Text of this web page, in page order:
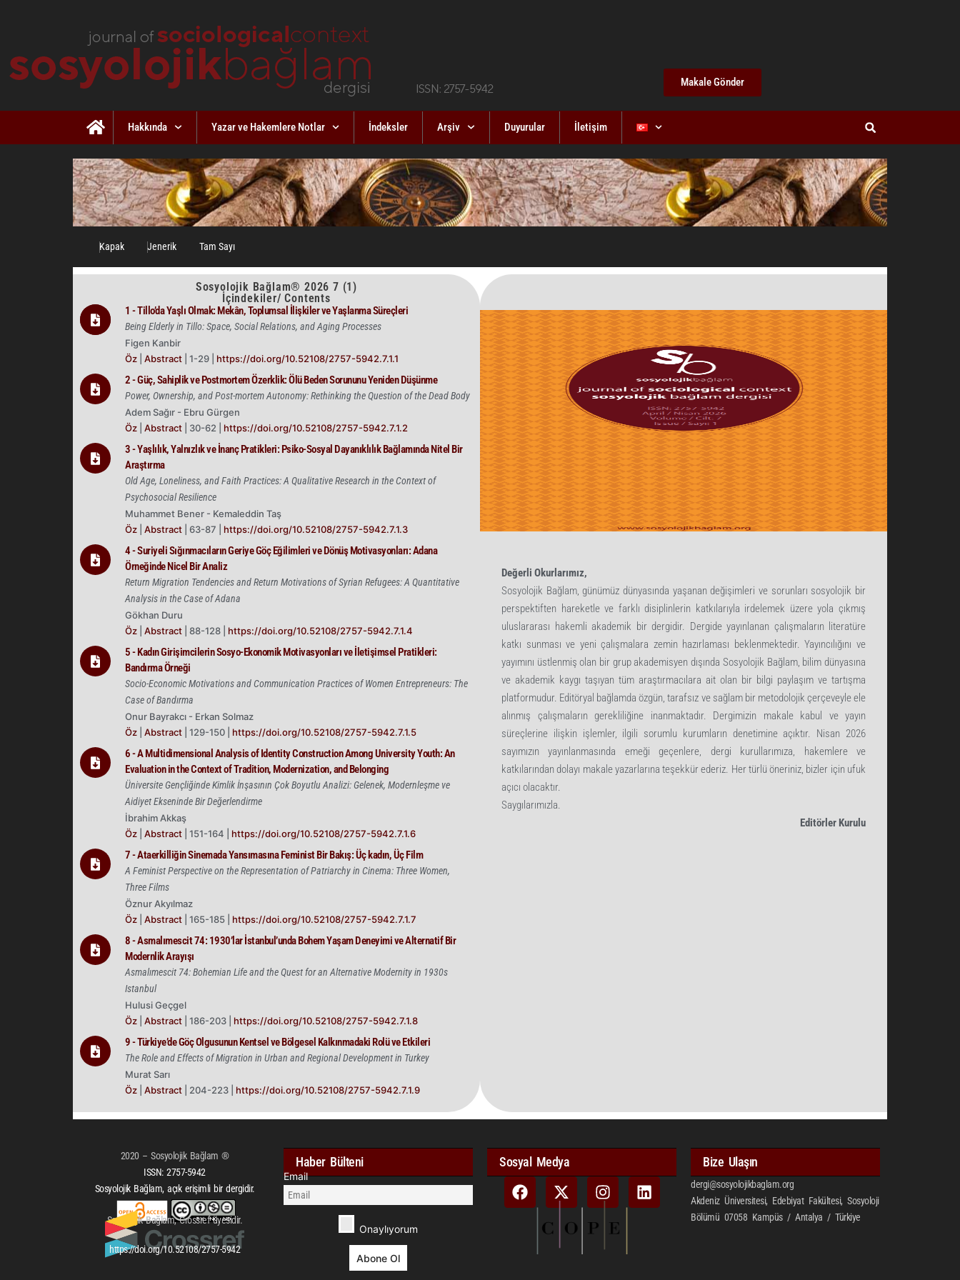
Makale Gönder
Hakkında Yazar ve Hakemlere Notlar İndeksler Arşiv Duyurular İletişim
Kapak Jenerik Tam Sayı
Sosyolojik Bağlam® 2026 7 (1)
İçindekiler/ Contents
1 - Tillo’da Yaşlı Olmak: Mekân, Toplumsal İlişkiler ve Yaşlanma Süreçleri
Being Elderly in Tillo: Space, Social Relations, and Aging Processes
Figen Kanbir
Öz
Abstract | 1-29 | https://doi.org/10.52108/2757-5942.7.1.1
2 - Güç, Sahiplik ve Postmortem Özerklik: Ölü Beden Sorununu Yeniden Düşünme
Power, Ownership, and Post-mortem Autonomy: Rethinking the Question of the Dead Body
Adem Sağır - Ebru Gürgen
Öz
Abstract | 30-62 | https://doi.org/10.52108/2757-5942.7.1.2
3 - Yaşlılık, Yalnızlık ve İnanç Pratikleri: Psiko-Sosyal Dayanıklılık Bağlamında Nitel Bir
Araştırma
Old Age, Loneliness, and Faith Practices: A Qualitative Research in the Context of
Psychosocial Resilience
Muhammet Bener - Kemaleddin Taş
Öz
Abstract | 63-87 | https://doi.org/10.52108/2757-5942.7.1.3
4 - Suriyeli Sığınmacıların Geriye Göç Eğilimleri ve Dönüş Motivasyonları: Adana
Örneğinde Nicel Bir Analiz
Return Migration Tendencies and Return Motivations of Syrian Refugees: A Quantitative
Analysis in the Case of Adana
Gökhan Duru
Öz
Abstract | 88-128 | https://doi.org/10.52108/2757-5942.7.1.4
5 - Kadın Girişimcilerin Sosyo-Ekonomik Motivasyonları ve İletişimsel Pratikleri:
Bandırma Örneği
Socio-Economic Motivations and Communication Practices of Women Entrepreneurs: The
Case of Bandırma
Onur Bayrakcı - Erkan Solmaz
Öz
Abstract | 129-150 | https://doi.org/10.52108/2757-5942.7.1.5
6 - A Multidimensional Analysis of Identity Construction Among University Youth: An
Evaluation in the Context of Tradition, Modernization, and Belonging
Üniversite Gençliğinde Kimlik İnşasının Çok Boyutlu Analizi: Gelenek, Modernleşme ve
Aidiyet Ekseninde Bir Değerlendirme
İbrahim Akkaş
Öz
Abstract | 151-164 | https://doi.org/10.52108/2757-5942.7.1.6
7 - Ataerkilliğin Sinemada Yansımasına Feminist Bir Bakış: Üç kadın, Üç Film
A Feminist Perspective on the Representation of Patriarchy in Cinema: Three Women,
Three Films
Öznur Akyılmaz
Öz
Abstract | 165-185 | https://doi.org/10.52108/2757-5942.7.1.7
8 - Asmalımescit 74: 1930’lar İstanbul’unda Bohem Yaşam Deneyimi ve Alternatif Bir
Modernlik Arayışı
Asmalımescit 74: Bohemian Life and the Quest for an Alternative Modernity in 1930s
Istanbul
Hulusi Geçgel
Öz
Abstract | 186-203 | https://doi.org/10.52108/2757-5942.7.1.8
9 - Türkiye’de Göç Olgusunun Kentsel ve Bölgesel Kalkınmadaki Rolü ve Etkileri
The Role and Effects of Migration in Urban and Regional Development in Turkey
Murat Sarı
Öz
Abstract | 204-223 | https://doi.org/10.52108/2757-5942.7.1.9
Değerli Okurlarımız,
Sosyolojik Bağlam, günümüz dünyasında yaşanan değişimleri ve sorunları sosyolojik bir
perspektiften hareketle ve farklı disiplinlerin katkılarıyla irdelemek üzere yola çıkmış
uluslararası hakemli akademik bir dergidir. Dergide yayınlanan çalışmaların literatüre
katkı sunması ve yeni çalışmalara zemin hazırlaması beklenmektedir. Yayıncılığını ve
yayımını üstlenmiş olan bir grup akademisyen dışında Sosyolojik Bağlam, bilim dünyasına
ve akademik kaygı taşıyan tüm araştırmacılara ait olan bir bilgi paylaşım ve tartışma
platformudur. Editöryal bağlamda özgün, tarafsız ve sağlam bir metodolojik çerçeveyle ele
alınmış çalışmaların gerekliliğine inanmaktadır. Dergimizin makale kabul ve yayın
süreçlerine ilişkin işlemler, ilgili sorumlu kurumların denetimine açıktır. Nisan 2026
sayımızın yayınlanmasında emeği geçenlere, dergi kurullarımıza, hakemlere ve
katkılarından dolayı makale yazarlarına teşekkür ederiz. Her türlü öneriniz, bizler için ufuk
açıcı olacaktır.
Saygılarımızla.
Editörler Kurulu
2020 – Sosyolojik Bağlam ®
ISSN:2757-5942
Sosyolojik Bağlam, açık erişimli bir dergidir.
Sosyolojik Bağlam, Crossref üyesidir.
https://doi.org/10.52108/2757-5942
Haber Bülteni
Email
Onaylıyorum
Sosyal Medya Bize Ulaşın
dergi@sosyolojikbaglam.org
Akdeniz Üniversitesi, Edebiyat Fakültesi, Sosyoloji
Bölümü 07058 Kampüs / Antalya / Türkiye